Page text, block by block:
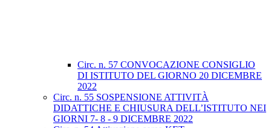
Circ. n. 57 CONVOCAZIONE CONSIGLIO
DI ISTITUTO DEL GIORNO 20 DICEMBRE
2022
Circ. n. 55 SOSPENSIONE ATTIVITÀ
DIDATTICHE E CHIUSURA DELL’ISTITUTO NEI
GIORNI 7- 8 - 9 DICEMBRE 2022